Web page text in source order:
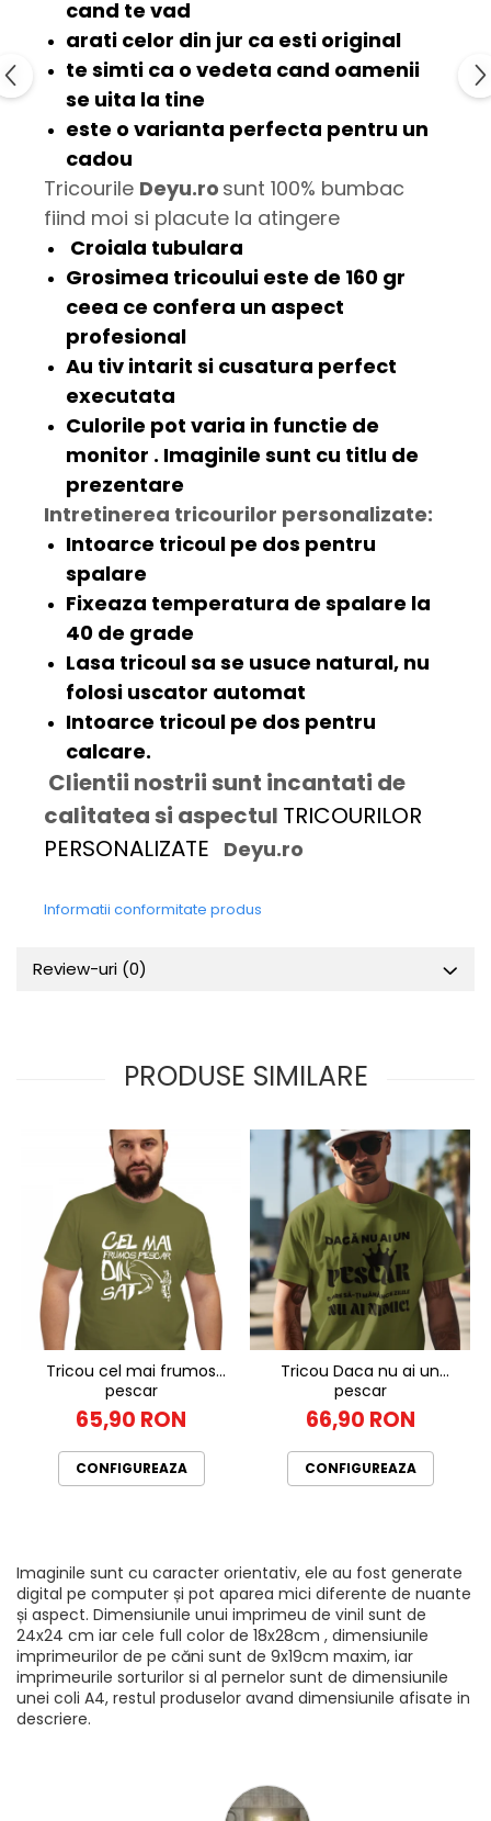
cand te vad
arati celor din jur ca esti original
te simti ca o vedeta cand oamenii
se uita la tine
este o varianta perfecta pentru un
cadou
Tricourile Deyu.ro sunt 100% bumbac
fiind moi si placute la atingere
Croiala tubulara
Grosimea tricoului este de 160 gr
ceea ce confera un aspect
profesional
Au tiv intarit si cusatura perfect
executata
Culorile pot varia in functie de
monitor . Imaginile sunt cu titlu de
prezentare
Intretinerea tricourilor personalizate:
Intoarce tricoul pe dos pentru
spalare
Fixeaza temperatura de spalare la
40 de grade
Lasa tricoul sa se usuce natural, nu
folosi uscator automat
Intoarce tricoul pe dos pentru
calcare.
Clientii nostrii sunt incantati de
calitatea si aspectul TRICOURILOR
PERSONALIZATE Deyu.ro
Informatii conformitate produs
Review-uri (0)
PRODUSE SIMILARE
Tricou cel mai frumos
pescar
65,90 RON
CONFIGUREAZA
Tricou Daca nu ai un
pescar
66,90 RON
CONFIGUREAZA
Imaginile sunt cu caracter orientativ, ele au fost generate
digital pe computer și pot aparea mici diferente de nuante
și aspect. Dimensiunile unui imprimeu de vinil sunt de
24x24 cm iar cele full color de 18x28cm , dimensiunile
imprimeurilor de pe căni sunt de 9x19cm maxim, iar
imprimeurile sorturilor si al pernelor sunt de dimensiunile
unei coli A4, restul produselor avand dimensiunile afisate in
descriere.